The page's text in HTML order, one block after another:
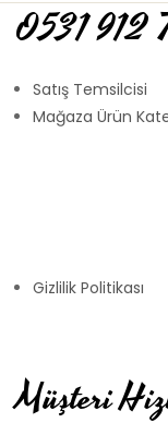
0531 912
Satış Temsilcisi
Mağaza Ürün
Gizlilik Politikası
Müşteri